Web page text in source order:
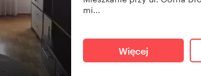
mi...
Więcej